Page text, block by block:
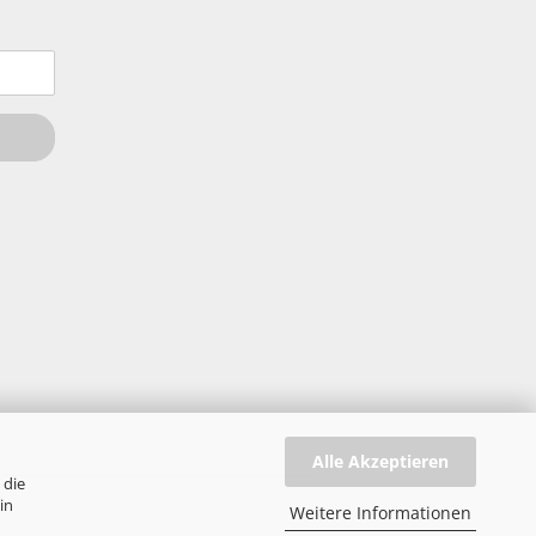
die
Alle Akzeptieren
Weitere Informationen